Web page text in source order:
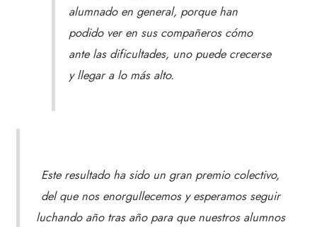
alumnado en general, porque han
podido ver en sus compañeros cómo
ante las dificultades, uno puede crecerse
y llegar a lo más alto.
Este resultado ha sido un gran premio colectivo,
del que nos enorgullecemos y esperamos seguir
luchando año tras año para que nuestros alumnos